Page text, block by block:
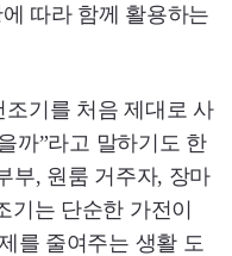
따라 함께 활용하는
조기를 처음 제대로 사
까”라고 말하기도 한
부, 원룸 거주자, 장마
기는 단순한 가전이
를 줄여주는 생활 도